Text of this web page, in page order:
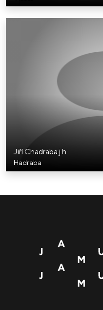
Jiří Chadraba j.h.
Hadraba